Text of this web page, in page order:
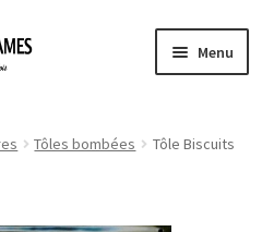
Menu
Réclames
Tôles bombées
Tôle Biscuits